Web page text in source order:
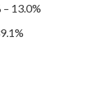
– 13.0%